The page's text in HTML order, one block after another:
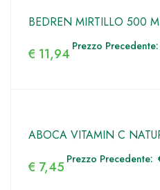
BEDREN MIRTILLO 500
€ 11,94 Prezzo Precedente:
ABOCA VITAMIN C
€ 7,45 Prezzo Precedente: